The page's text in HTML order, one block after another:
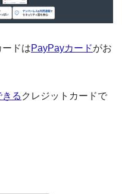
ドはPayPayカードがお
る クレジットカードで